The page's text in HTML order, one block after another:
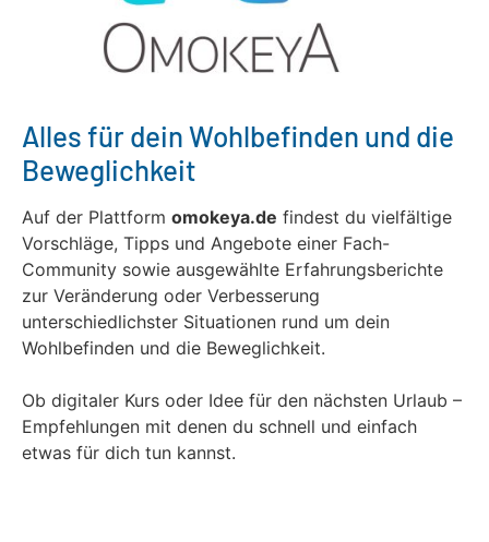
Alles für dein Wohlbefinden und die
Beweglichkeit
Auf der Plattform omokeya.de findest du vielfältige
Vorschläge, Tipps und Angebote einer Fach-
Community sowie ausgewählte Erfahrungsberichte
zur Veränderung oder Verbesserung
unterschiedlichster Situationen rund um dein
Wohlbefinden und die Beweglichkeit.
Ob digitaler Kurs oder Idee für den nächsten Urlaub –
Empfehlungen mit denen du schnell und einfach
etwas für dich tun kannst.